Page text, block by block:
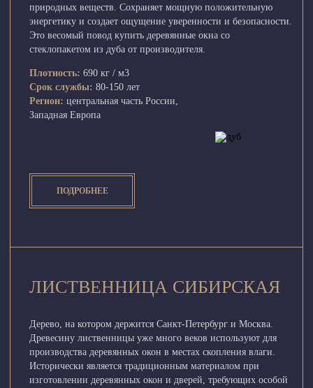
природных веществ. Сохраняет мощную положительную
энергетику и создает ощущение уверенности и безопасности.
Это весомый повод купить деревянные окна со
стеклопакетом из дуба от производителя.
Плотность: 690 кг / м3
Срок службы: 80-150 лет
Регион: центральная часть России,
Западная Европа
ПОДРОБНЕЕ
ЛИСТВЕННИЦА СИБИРСКАЯ
Дерево, на котором держится Санкт-Петербург и Москва.
Древесину лиственницы уже много веков используют для
производства деревянных окон в местах скопления влаги.
Исторически является традиционным материалом при
изготовлении деревянных окон и дверей, требующих особой